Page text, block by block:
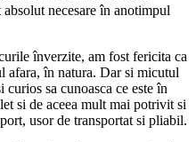
necesare în anotimpul
înverzite, am fost fericita ca
afara, în natura. Dar si micutul
curios sa cunoasca ce este în
si de aceea mult mai potrivit si
usor de transportat si pliabil.